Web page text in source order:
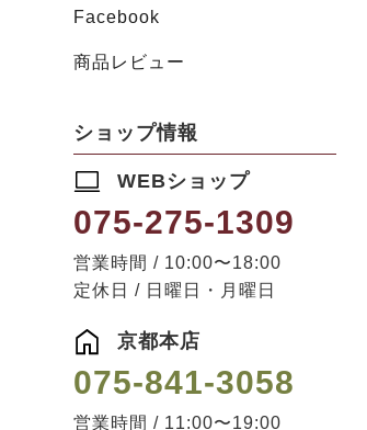
Facebook
商品レビュー
ショップ情報
WEBショップ
075-275-1309
営業時間 / 10:00〜18:00
定休日 / 日曜日・月曜日
京都本店
075-841-3058
営業時間 / 11:00〜19:00